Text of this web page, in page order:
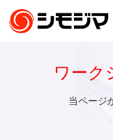
ワーク
当ページ